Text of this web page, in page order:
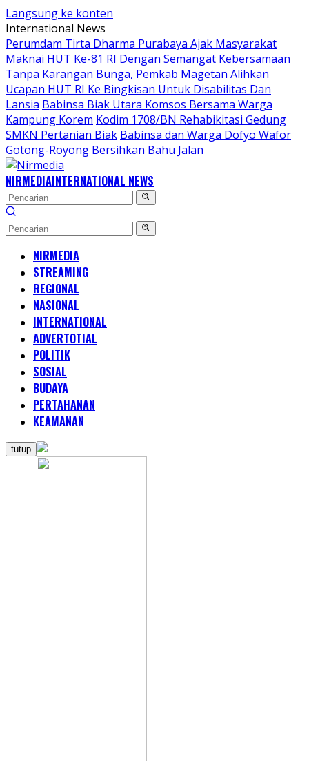
Langsung ke konten
International News
Perumdam Tirta Dharma Purabaya Ajak Masyarakat
Maknai HUT Ke-81 RI Dengan Semangat Kebersamaan
Tanpa Karangan Bunga, Pemkab Magetan Alihkan
Ucapan HUT RI Ke Bingkisan Untuk Disabilitas Dan
Lansia Babinsa Biak Utara Komsos Bersama Warga
Kampung Korem Kodim 1708/BN Rehabikitasi Gedung
SMKN Pertanian Biak Babinsa dan Warga Dofyo Wafor
Gotong-Royong Bersihkan Bahu Jalan
NIRMEDIAINTERNATIONAL NEWS
NIRMEDIA
STREAMING
REGIONAL
NASIONAL
INTERNATIONAL
ADVERTOTIAL
POLITIK
SOSIAL
BUDAYA
PERTAHANAN
KEAMANAN
tutup